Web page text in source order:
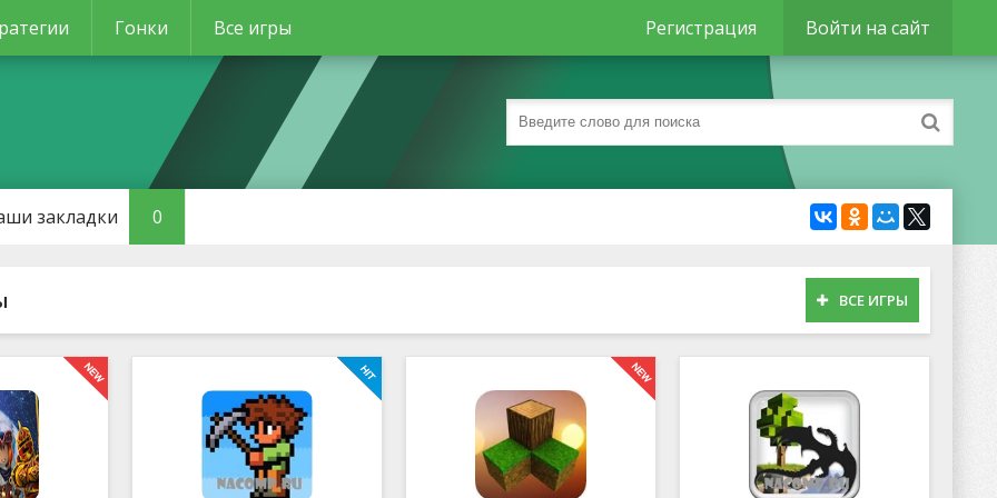
Гонки Все игры Регистрация Войти на сайт
закладки 0
ВСЕ ИГРЫ